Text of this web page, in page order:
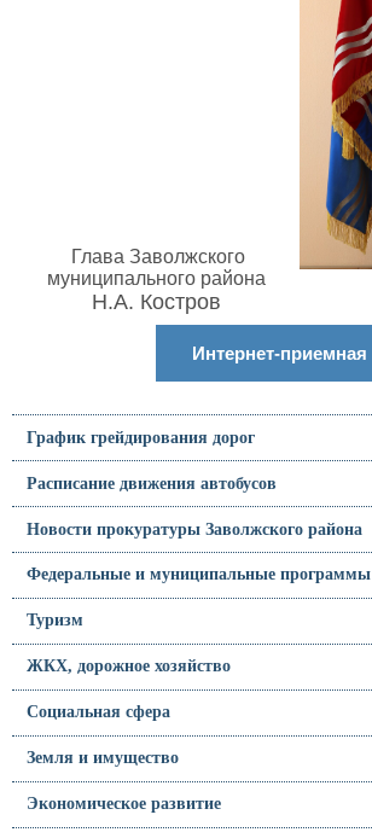
Глава Заволжского
муниципального района
Н.А. Костров
Интернет-приемная
График грейдирования дорог
Расписание движения автобусов
Новости прокуратуры Заволжского района
Федеральные и муниципальные программы
Туризм
ЖКХ, дорожное хозяйство
Социальная сфера
Земля и имущество
Экономическое развитие